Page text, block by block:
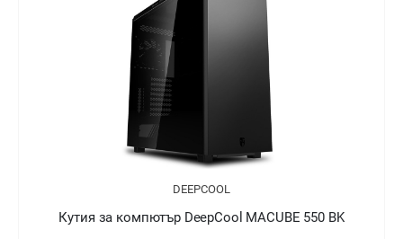
DEEPCOOL
Кутия за компютър DeepCool MACUBE 550 BK